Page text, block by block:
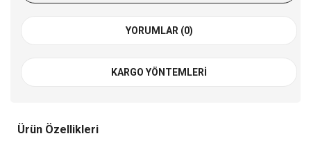
YORUMLAR (0)
KARGO YÖNTEMLERI
Ürün Özellikleri